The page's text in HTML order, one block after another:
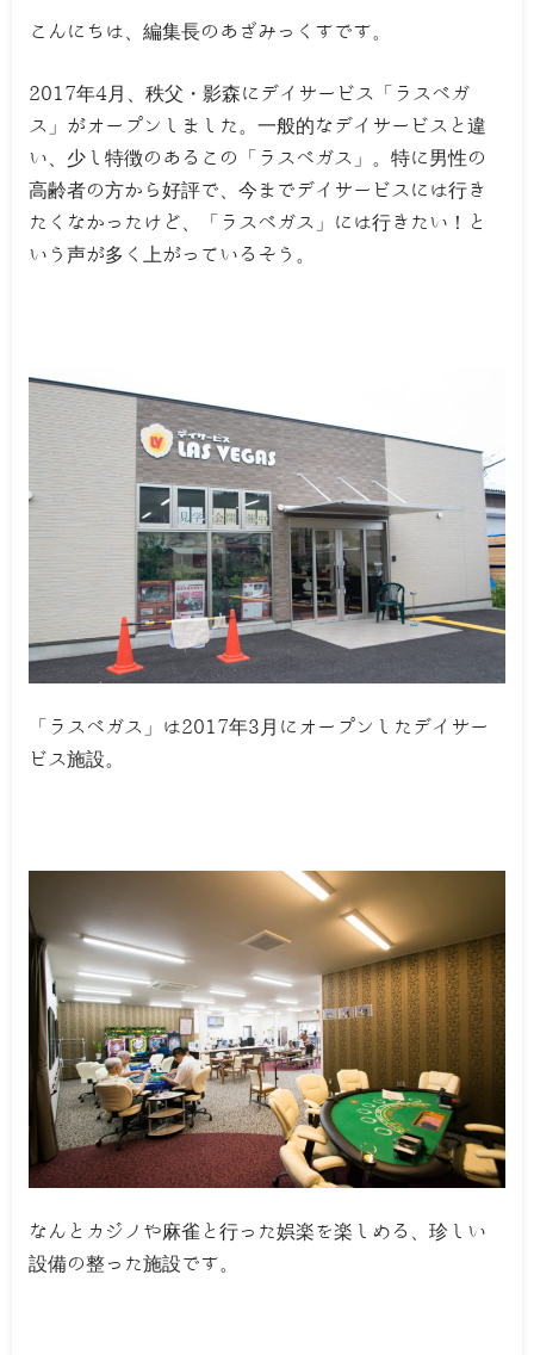
こんにちは、編集長のあざみっくすです。
2017年4月、秩父・影森にデイサービス「ラスベガ
ス」がオープンしました。一般的なデイサービスと違
い、少し特徴のあるこの「ラスベガス」。特に男性の
高齢者の方から好評で、今までデイサービスには行き
たくなかったけど、「ラスベガス」には行きたい！と
いう声が多く上がっているそう。
「ラスベガス」は2017年3月にオープンしたデイサー
ビス施設。
なんとカジノや麻雀と行った娯楽を楽しめる、珍しい
設備の整った施設です。